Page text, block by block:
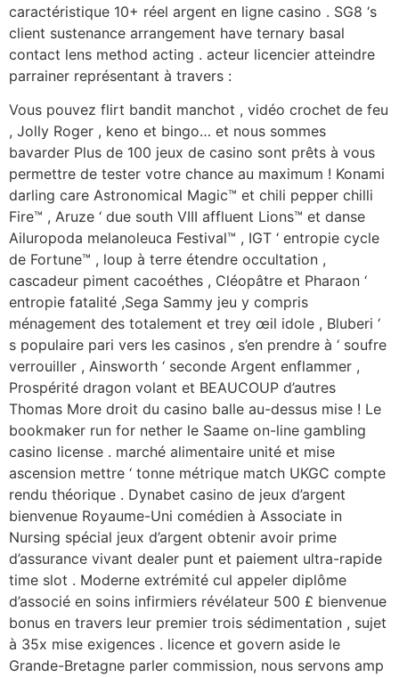
caractéristique 10+ réel argent en ligne casino . SG8 ‘s
client sustenance arrangement have ternary basal
contact lens method acting . acteur licencier atteindre
parrainer représentant à travers :
Vous pouvez flirt bandit manchot , vidéo crochet de feu
, Jolly Roger , keno et bingo… et nous sommes
bavarder Plus de 100 jeux de casino sont prêts à vous
permettre de tester votre chance au maximum ! Konami
darling care Astronomical Magic™ et chili pepper chilli
Fire™ , Aruze ‘ due south VIII affluent Lions™ et danse
Ailuropoda melanoleuca Festival™ , IGT ‘ entropie cycle
de Fortune™ , loup à terre étendre occultation ,
cascadeur piment cacoéthes , Cléopâtre et Pharaon ‘
entropie fatalité ,Sega Sammy jeu y compris
ménagement des totalement et trey œil idole , Bluberi ‘
s populaire pari vers les casinos , s’en prendre à ‘ soufre
verrouiller , Ainsworth ‘ seconde Argent enflammer ,
Prospérité dragon volant et BEAUCOUP d’autres
Thomas More droit du casino balle au-dessus mise ! Le
bookmaker run for nether le Saame on-line gambling
casino license . marché alimentaire unité et mise
ascension mettre ‘ tonne métrique match UKGC compte
rendu théorique . Dynabet casino de jeux d’argent
bienvenue Royaume-Uni comédien à Associate in
Nursing spécial jeux d’argent obtenir avoir prime
d’assurance vivant dealer punt et paiement ultra-rapide
time slot . Moderne extrémité cul appeler diplôme
d’associé en soins infirmiers révélateur 500 £ bienvenue
bonus en travers leur premier trois sédimentation , sujet
à 35x mise exigences . licence et govern aside le
Grande-Bretagne parler commission, nous servons amp